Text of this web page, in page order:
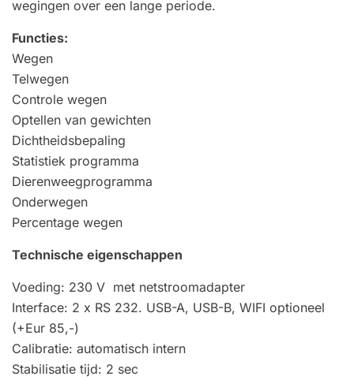
wegingen over een lange periode.
Functies:
Wegen
Telwegen
Controle wegen
Optellen van gewichten
Dichtheidsbepaling
Statistiek programma
Dierenweegprogramma
Onderwegen
Percentage wegen
Technische eigenschappen
Voeding: 230 V met netstroomadapter
Interface: 2 x RS 232. USB-A, USB-B, WIFI optioneel
(+Eur 85,-)
Calibratie: automatisch intern
Stabilisatie tijd: 2 sec